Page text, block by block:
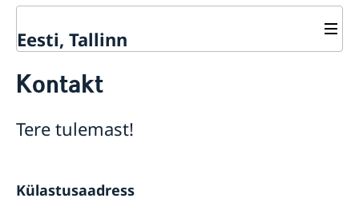
Eesti, Tallinn
Rootsi Eestis
Meist
Kontakt
Tere tulemast!
Külastusaadress